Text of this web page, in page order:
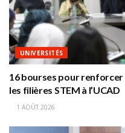
UNIVERSITÉS
16 bourses pour renforcer
les filières STEM à l’UCAD
1 AOÛT 2026